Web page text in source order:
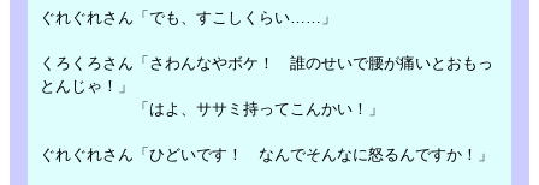
ぐれぐれさん「でも、すこしくらい……」
くろくろさん「さわんなやボケ！ 誰のせいで腰が痛いとおもっ
とんじゃ！」
「はよ、ササミ持ってこんかい！」
ぐれぐれさん「ひどいです！ なんでそんなに怒るんですか！」